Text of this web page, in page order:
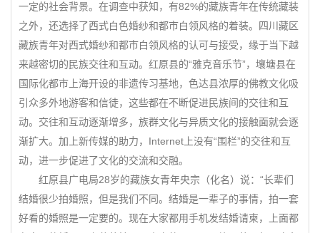
一定的社会背景。在调查中获知，有82%的藏族青年在传统藏装
之外，还选择了西式白色婚纱和都市白领风格的着装。四川藏区
藏族青年对西式婚纱和都市白领风格的认可与接受，缘于当下越
来越密切的民族交往和互动。红原县的“雅克音乐节”，壤塘县在
国际化都市上海开设的非遗传习基地，色达县浓厚的佛教文化吸
引众多外地游客和信徒，这些都在不断促进民族间的交往和互
动。交往和互动逐渐增多，族群文化与异质文化的接触面就会逐
渐扩大。加上新传媒的助力，Internet上没有“围栏”的交往和互
动，进一步促进了文化的交流和交融。
红原县广电局28岁的藏族女青年央宗（化名）说：“长辈们
结婚很少拍婚照，但是我们不同。结婚是一辈子的事情，拍一套
好看的婚照是一定要的。现在大家都用手机发结婚请柬，上面都